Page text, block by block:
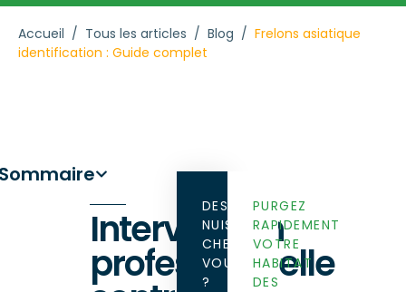
Accueil / Tous les articles / Blog / Frelons asiatique
identification : Guide complet
Intervention
professionnelle
DES
NUISIBLES
CHEZ
VOUS
?
PURGEZ
RAPIDEMENT
VOTRE
HABITAT
DES